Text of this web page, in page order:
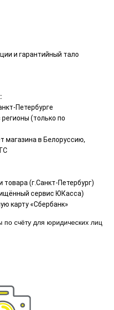
и гарантийный тало
Петербурге
(только по
магазина в Белоруссию,
(г.Санкт-Петербург)
сервис ЮКасса)
карту «Сбербанк»
счёту для юридических лиц